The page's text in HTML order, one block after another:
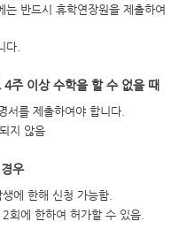
반드시 휴학연장원을 제출하여
다.
4주 이상 수학을 할 수 없을 때
서를 제출하여야 합니다.
지 않음
우
에 한해 신청 가능함.
회에 한하여 허가할 수 있음.